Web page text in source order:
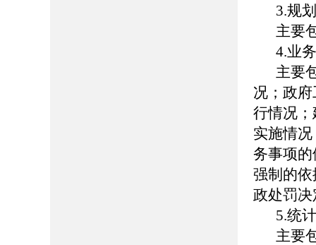
3.规
主要
4.业
主要
况；政
行情况
实施情
务事项
强制的
政处罚
5.统
主要